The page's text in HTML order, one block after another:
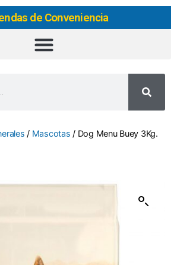
de Conveniencia
/ Mascotas / Dog Menu Buey 3Kg.